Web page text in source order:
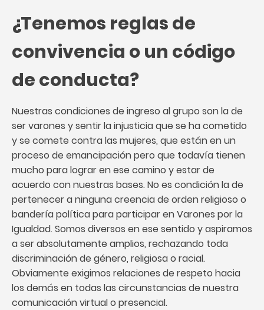
¿Tenemos reglas de
convivencia o un código
de conducta?
Nuestras condiciones de ingreso al grupo son la de
ser varones y sentir la injusticia que se ha cometido
y se comete contra las mujeres, que están en un
proceso de emancipación pero que todavía tienen
mucho para lograr en ese camino y estar de
acuerdo con nuestras bases. No es condición la de
pertenecer a ninguna creencia de orden religioso o
bandería política para participar en Varones por la
Igualdad. Somos diversos en ese sentido y aspiramos
a ser absolutamente amplios, rechazando toda
discriminación de género, religiosa o racial.
Obviamente exigimos relaciones de respeto hacia
los demás en todas las circunstancias de nuestra
comunicación virtual o presencial.